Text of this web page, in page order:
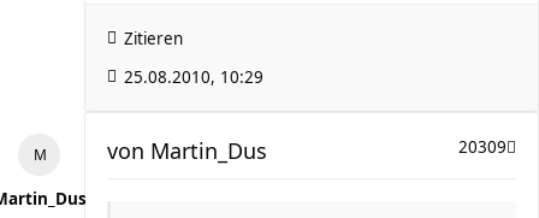
Zitieren
25.08.2010, 10:29
20309
von Martin_Dus